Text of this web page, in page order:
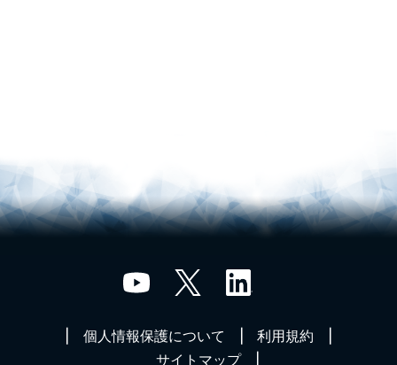
個人情報保護について
利用規約
サイトマップ